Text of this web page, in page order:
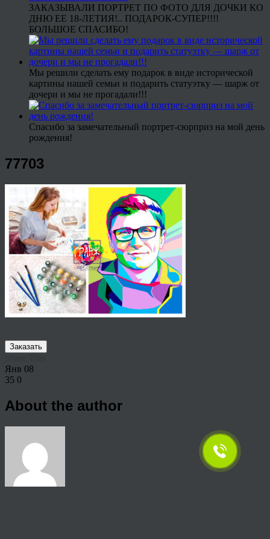
ЗАКАЗЫВАЛИ ПОРТРЕТ ПО ФОТО ДЛЯ ДОЧКИ КО
ДНЮ ЕЕ 18-ЛЕТИЯ!.. ПОДАРОК-СУПЕР!!!!
БОЛЬШОЕ СПАСИБО!
Мы решили сделать ему подарок в виде исторической
картины нашей семьи и подарить статуэтку — шарж от
дочери и мы не прогадали!!!
Спасибо за замечательный портрет-сюрприз на мой день
рождения!
77703
Заказать
Янв 08
35 0
About the author